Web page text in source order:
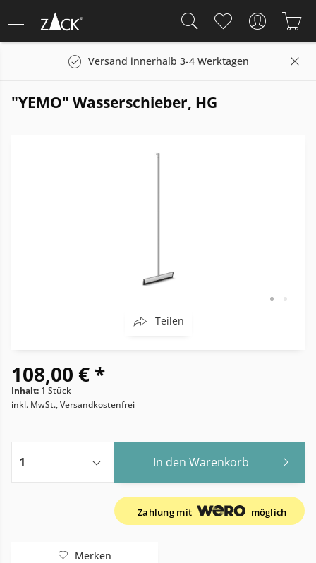
Versand innerhalb 3-4 Werktagen
"YEMO" Wasserschieber, HG
Teilen
108,00 € *
Inhalt: 1 Stück
inkl. MwSt., Versandkostenfrei
In den Warenkorb
Zahlung mit möglich
Merken